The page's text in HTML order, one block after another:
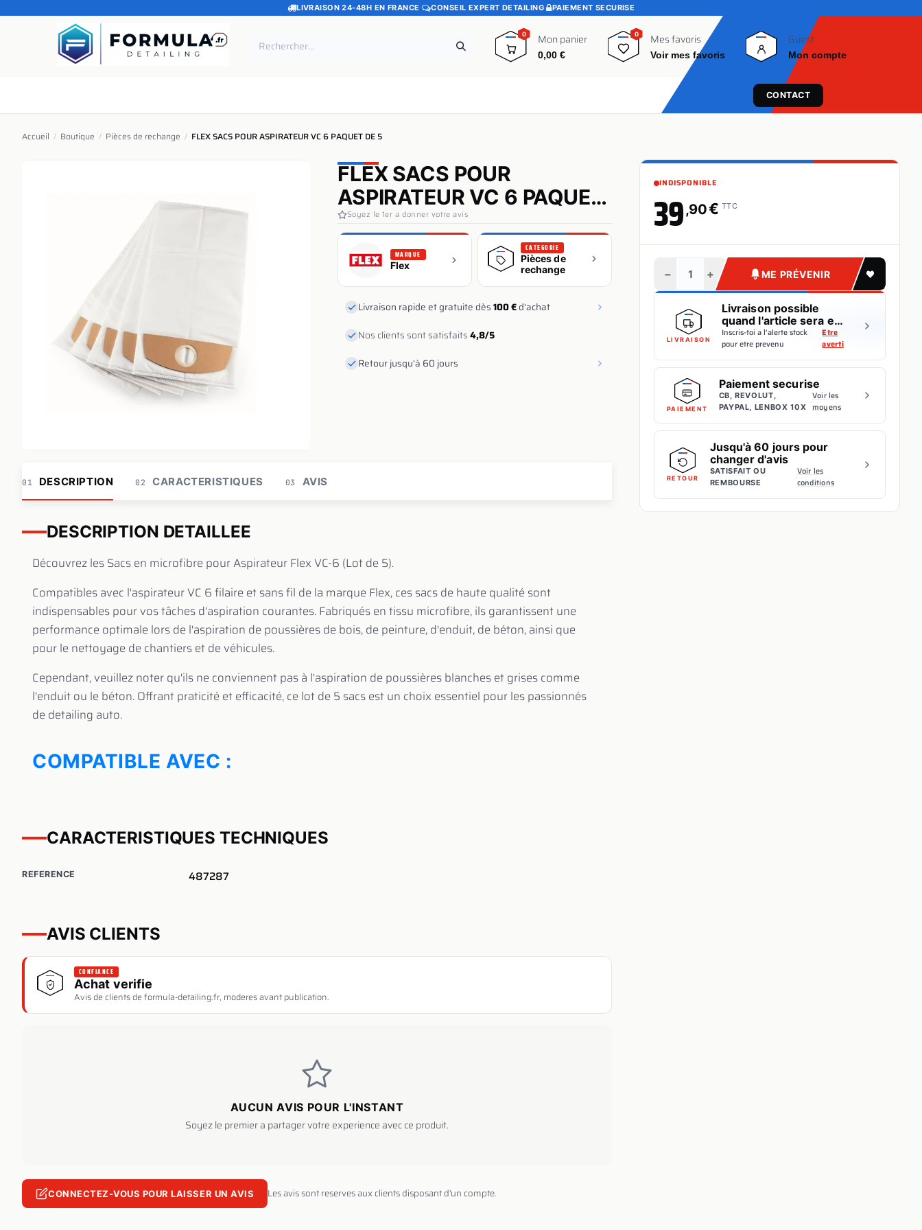
SE RENDRE AU CONTENU
LIVRAISON 24-48H EN FRANCE · CONSEIL EXPERT DETAILING· PAIEMENT SECURISE
0 Mon panier
0,00€
0
0 Mes favoris
Voir mes favoris
Guest
Mon compte
CONTACT
Accueil / Boutique / Pièces de rechange / FLEX SACS POUR ASPIRATEUR VC 6 PAQUET DE 5
FLEX SACS POUR
ASPIRATEUR VC 6 PAQUET
DE 5
Soyez le 1er a donner votre avis
MARQUE
Flex
CATEGORIE
Pièces de
rechange
Livraison rapide et gratuite dès100 €d'achat
Nos clients sont satisfaits4,8/5
Retour jusqu'à 60 jours
01 DESCRIPTION 02 CARACTERISTIQUES 03 AVIS
DESCRIPTION DETAILLEE
Découvrez les Sacs en microfibre pour Aspirateur Flex VC-6 (Lot de 5).
Compatibles avec l'aspirateur VC 6 filaire et sans fil de la marque Flex, ces sacs de haute qualité sont
indispensables pour vos tâches d'aspiration courantes. Fabriqués en tissu microfibre, ils garantissent une
performance optimale lors de l'aspiration de poussières de bois, de peinture, d'enduit, de béton, ainsi que
pour le nettoyage de chantiers et de véhicules.
Cependant, veuillez noter qu'ils ne conviennent pas à l'aspiration de poussières blanches et grises comme
l'enduit ou le béton. Offrant praticité et efficacité, ce lot de 5 sacs est un choix essentiel pour les passionnés
de detailing auto.
COMPATIBLE AVEC :
CARACTERISTIQUES TECHNIQUES
REFERENCE 487287
AVIS CLIENTS
CONFIANCE
Achat verifie
Avis de clients de formula-detailing.fr, moderes avant publication.
AUCUN AVIS POUR L'INSTANT
Soyez le premier a partager votre experience avec ce produit.
CONNECTEZ-VOUS POUR LAISSER UN AVIS Les avis sont reserves aux clients disposant d'un compte.
INDISPONIBLE
39,90€ TTC
− + ME PRÉVENIR
LIVRAISON
Livraison possible
quand l'article sera en
stock
Inscris-toi a l'alerte stock
pour etre prevenu
·Etre
averti
PAIEMENT
Paiement securise
CB, REVOLUT,
PAYPAL, LENBOX 10X ·Voir les
moyens
RETOUR
Jusqu'à 60 jours pour
changer d'avis
SATISFAIT OU
REMBOURSE
·Voir les
conditions